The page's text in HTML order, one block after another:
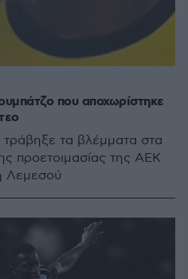
που αποχωρίστηκε
τα βλέμματα στα
προετοιμασίας της ΑΕΚ
Λεμεσού